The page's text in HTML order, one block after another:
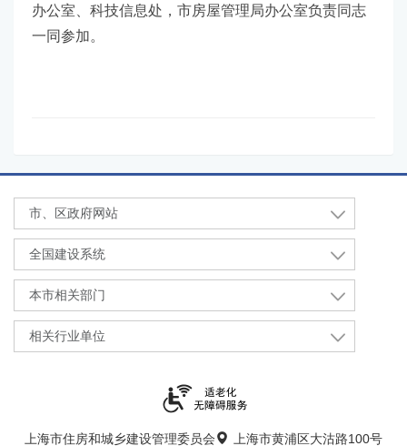
办公室、科技信息处，市房屋管理局办公室负责同志
一同参加。
市、区政府网站
全国建设系统
本市相关部门
相关行业单位
上海市住房和城乡建设管理委员会 上海市黄浦区大沽路100号